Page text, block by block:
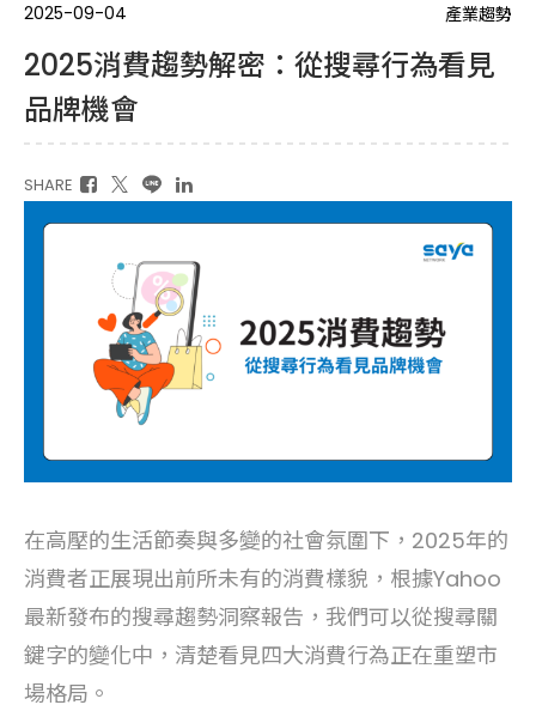
2025-09-04 產業趨勢
2025消費趨勢解密：從搜尋行為看見
品牌機會
SHARE
在高壓的生活節奏與多變的社會氛圍下，2025年的
消費者正展現出前所未有的消費樣貌，根據Yahoo
最新發布的搜尋趨勢洞察報告，我們可以從搜尋關
鍵字的變化中，清楚看見四大消費行為正在重塑市
場格局。